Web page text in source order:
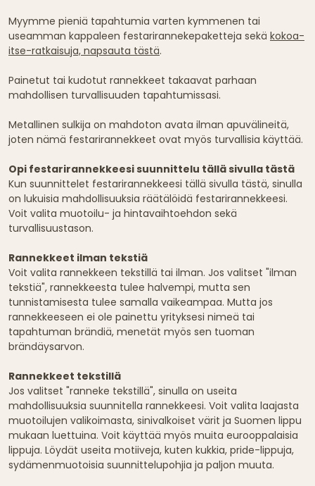
Myymme pieniä tapahtumia varten kymmenen tai
useamman kappaleen festarirannekepaketteja sekä kokoa-
itse-ratkaisuja, napsauta tästä.
Painetut tai kudotut rannekkeet takaavat parhaan
mahdollisen turvallisuuden tapahtumissasi.
Metallinen sulkija on mahdoton avata ilman apuvälineitä,
joten nämä festarirannekkeet ovat myös turvallisia käyttää.
Opi festarirannekkeesi suunnittelu tällä sivulla tästä
Kun suunnittelet festarirannekkeesi tällä sivulla tästä, sinulla
on lukuisia mahdollisuuksia räätälöidä festarirannekkeesi.
Voit valita muotoilu- ja hintavaihtoehdon sekä
turvallisuustason.
Rannekkeet ilman tekstiä
Voit valita rannekkeen tekstillä tai ilman. Jos valitset "ilman
tekstiä", rannekkeesta tulee halvempi, mutta sen
tunnistamisesta tulee samalla vaikeampaa. Mutta jos
rannekkeeseen ei ole painettu yrityksesi nimeä tai
tapahtuman brändiä, menetät myös sen tuoman
brändäysarvon.
Rannekkeet tekstillä
Jos valitset "ranneke tekstillä", sinulla on useita
mahdollisuuksia suunnitella rannekkeesi. Voit valita laajasta
muotoilujen valikoimasta, sinivalkoiset värit ja Suomen lippu
mukaan luettuina. Voit käyttää myös muita eurooppalaisia
lippuja. Löydät useita motiiveja, kuten kukkia, pride-lippuja,
sydämenmuotoisia suunnittelupohjia ja paljon muuta.